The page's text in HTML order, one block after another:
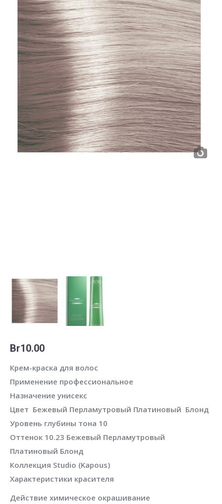
Br10.00
Крем-краска для волос
Применение профессиональное
Назначение унисекс
Цвет Бежевый Перламутровый Платиновый Блонд
Уровень глубины тона 10
Оттенок 10.23 Бежевый Перламутровый
Платиновый Блонд
Коллекция Studio (Kapous)
Характеристики красителя
Действие химическое окрашивание